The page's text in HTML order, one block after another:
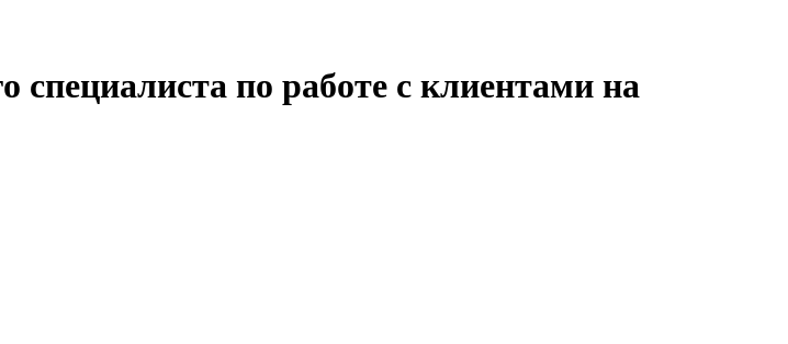
специалиста по работе с клиентами на